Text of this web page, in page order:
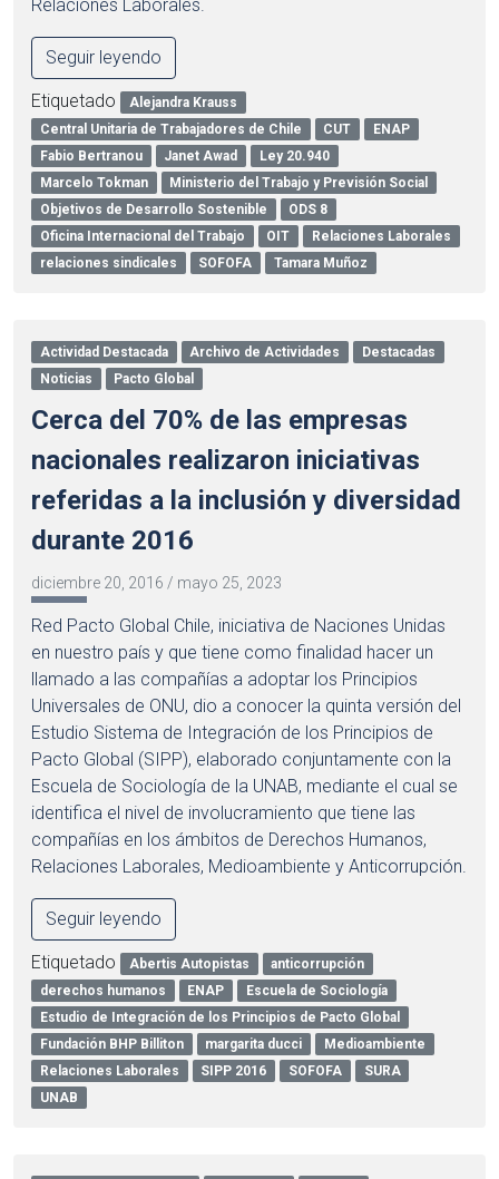
Relaciones Laborales.
Seguir leyendo
Etiquetado
Alejandra Krauss
Central Unitaria de Trabajadores de Chile
CUT
ENAP
Fabio Bertranou
Janet Awad
Ley 20.940
Marcelo Tokman
Ministerio del Trabajo y Previsión Social
Objetivos de Desarrollo Sostenible
ODS 8
Oficina Internacional del Trabajo
OIT
Relaciones Laborales
relaciones sindicales
SOFOFA Tamara Muñoz
Actividad Destacada Archivo de Actividades
Destacadas
Noticias
Pacto Global
Cerca del 70% de las empresas
nacionales realizaron iniciativas
referidas a la inclusión y diversidad
durante 2016
diciembre 20, 2016 / mayo 25, 2023
Red Pacto Global Chile, iniciativa de Naciones Unidas
en nuestro país y que tiene como finalidad hacer un
llamado a las compañías a adoptar los Principios
Universales de ONU, dio a conocer la quinta versión del
Estudio Sistema de Integración de los Principios de
Pacto Global (SIPP), elaborado conjuntamente con la
Escuela de Sociología de la UNAB, mediante el cual se
identifica el nivel de involucramiento que tiene las
compañías en los ámbitos de Derechos Humanos,
Relaciones Laborales, Medioambiente y Anticorrupción.
Seguir leyendo
Etiquetado Abertis Autopistas
anticorrupción
derechos humanos
ENAP
Escuela de Sociología
Estudio de Integración de los Principios de Pacto Global
Fundación BHP Billiton
margarita ducci
Medioambiente
Relaciones Laborales
SIPP 2016 SOFOFA
SURA
UNAB